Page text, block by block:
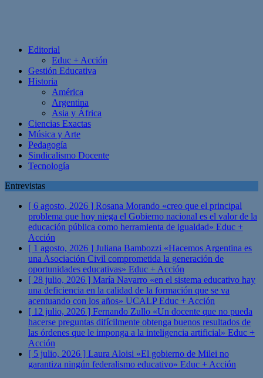
Editorial
Educ + Acción
Gestión Educativa
Historia
América
Argentina
Asia y África
Ciencias Exactas
Música y Arte
Pedagogía
Sindicalismo Docente
Tecnología
Entrevistas
[ 6 agosto, 2026 ] Rosana Morando «creo que el principal
problema que hoy niega el Gobierno nacional es el valor de la
educación pública como herramienta de igualdad» Educ +
Acción
[ 1 agosto, 2026 ] Juliana Bambozzi «Hacemos Argentina es
una Asociación Civil comprometida la generación de
oportunidades educativas» Educ + Acción
[ 28 julio, 2026 ] María Navarro «en el sistema educativo hay
una deficiencia en la calidad de la formación que se va
acentuando con los años» UCALPEduc + Acción
[ 12 julio, 2026 ] Fernando Zullo «Un docente que no pueda
hacerse preguntas difícilmente obtenga buenos resultados de
las órdenes que le imponga a la inteligencia artificial» Educ +
Acción
[ 5 julio, 2026 ] Laura Aloisi «El gobierno de Milei no
garantiza ningún federalismo educativo» Educ + Acción